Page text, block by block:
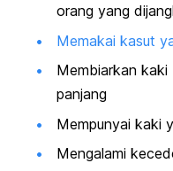
orang yang
Memakai kasut
Membiarkan kaki
panjang
Mempunyai kaki
Mengalami